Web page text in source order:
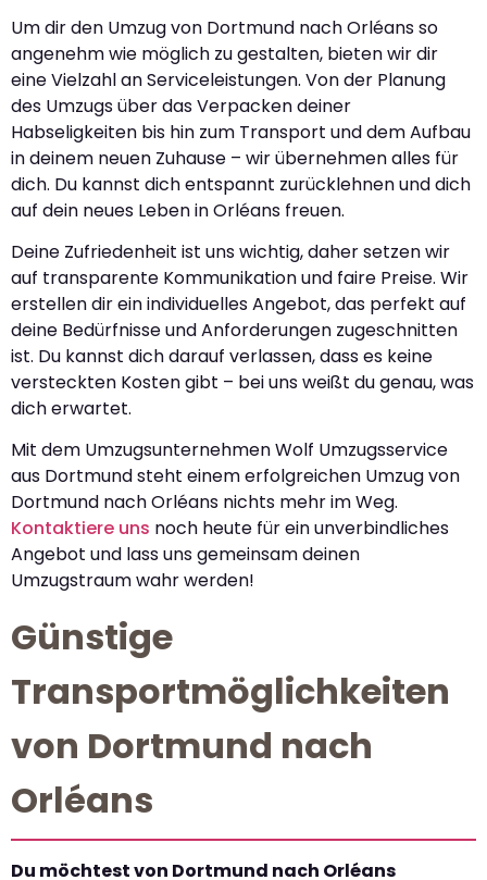
Um dir den Umzug von Dortmund nach Orléans so
angenehm wie möglich zu gestalten, bieten wir dir
eine Vielzahl an Serviceleistungen. Von der Planung
des Umzugs über das Verpacken deiner
Habseligkeiten bis hin zum Transport und dem Aufbau
in deinem neuen Zuhause – wir übernehmen alles für
dich. Du kannst dich entspannt zurücklehnen und dich
auf dein neues Leben in Orléans freuen.
Deine Zufriedenheit ist uns wichtig, daher setzen wir
auf transparente Kommunikation und faire Preise. Wir
erstellen dir ein individuelles Angebot, das perfekt auf
deine Bedürfnisse und Anforderungen zugeschnitten
ist. Du kannst dich darauf verlassen, dass es keine
versteckten Kosten gibt – bei uns weißt du genau, was
dich erwartet.
Mit dem Umzugsunternehmen Wolf Umzugsservice
aus Dortmund steht einem erfolgreichen Umzug von
Dortmund nach Orléans nichts mehr im Weg.
Kontaktiere uns noch heute für ein unverbindliches
Angebot und lass uns gemeinsam deinen
Umzugstraum wahr werden!
Günstige
Transportmöglichkeiten
von Dortmund nach
Orléans
Du möchtest von Dortmund nach Orléans